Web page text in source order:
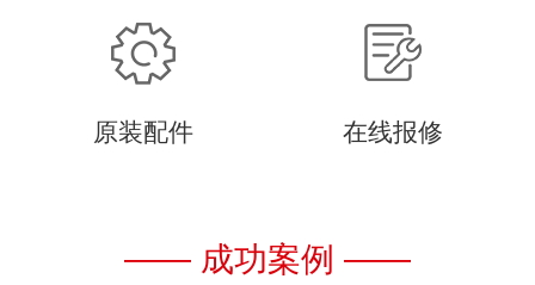
原装配件 在线报修
—— 成功案例 ——